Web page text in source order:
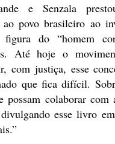
e Senzala
povo brasileiro ao
do “homem
Até hoje o
com justiça, esse
que fica difícil.
possam colaborar com
esse livro